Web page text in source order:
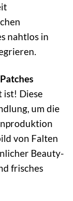
nahtlos in
ist! Diese
um die
von Falten
Beauty-
frisches